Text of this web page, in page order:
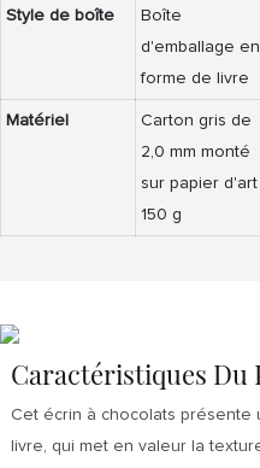
Style de boîte
Boîte
d'emballage en
forme de livre
Matériel
Carton gris de
2,0 mm monté
sur papier d'art
150 g
Caractéristiques Du
Cet écrin à chocolats présente
livre, qui met en valeur la